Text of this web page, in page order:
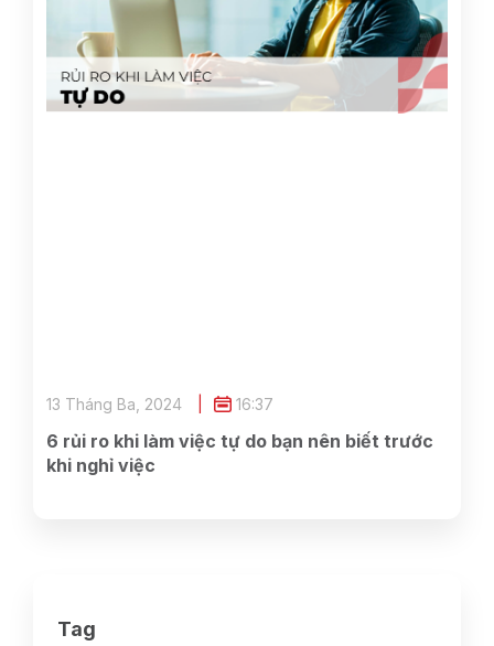
6 rủi ro khi làm việc tự do bạn nên biết trước
khi nghỉ việc
13 Tháng Ba, 2024 16:37
Tag